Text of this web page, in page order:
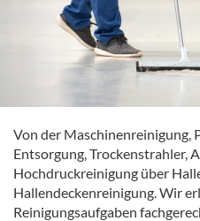
Von der Maschinenreinigung,
Entsorgung, Trockenstrahler,
Hochdruckreinigung über
Hallendeckenreinigung. Wir
Reinigungsaufgaben